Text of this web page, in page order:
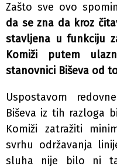
Zašto sve ovo
da se zna da kroz
stavljena u funkciju
Komiži putem
stanovnici Biševa od
Uspostavom
Biševa iz tih razloga
Komiži zatražiti
svrhu održavanja
sluha nije bilo ni